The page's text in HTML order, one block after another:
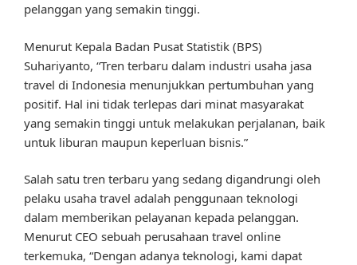
pelanggan yang semakin tinggi.
Menurut Kepala Badan Pusat Statistik (BPS)
Suhariyanto, “Tren terbaru dalam industri usaha jasa
travel di Indonesia menunjukkan pertumbuhan yang
positif. Hal ini tidak terlepas dari minat masyarakat
yang semakin tinggi untuk melakukan perjalanan, baik
untuk liburan maupun keperluan bisnis.”
Salah satu tren terbaru yang sedang digandrungi oleh
pelaku usaha travel adalah penggunaan teknologi
dalam memberikan pelayanan kepada pelanggan.
Menurut CEO sebuah perusahaan travel online
terkemuka, “Dengan adanya teknologi, kami dapat